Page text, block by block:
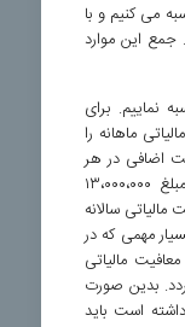
می کنیم و با
این موارد
نماییم. برای
ماهانه را
سال + ۱ماه معافیت اضافی در هر
سال). معافیت مالیاتی ماهانه در سال ۹۵ مبلغ ۱۳،۰۰۰،۰۰۰
ضرب آن در عدد ۱۳ معافیت مالیاتی سالانه
بسیار مهمی که در
مالیاتی
بدین صورت
ماه در سال ۹۵ کارکرد داشته است باید